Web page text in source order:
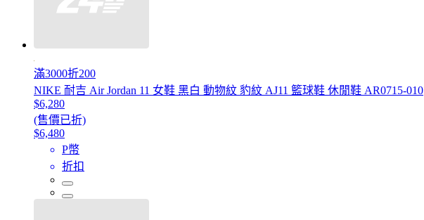
滿3000折200
NIKE 耐吉 Air Jordan 11 女鞋 黑白 動物紋 豹紋 AJ11 籃球鞋 休閒鞋 AR0715-010
$6,280
(售價已折)
$6,480
P幣
折扣